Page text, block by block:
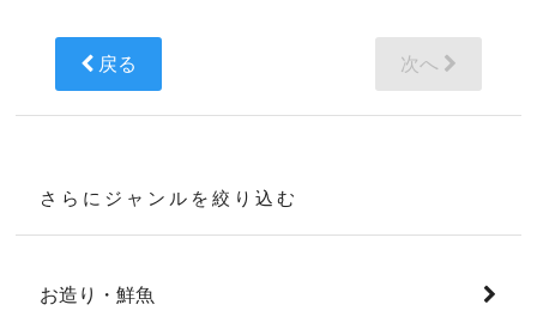
戻る 次へ
さらにジャンルを絞り込む
お造り・鮮魚